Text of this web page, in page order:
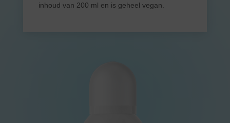
inhoud van 200 ml en is geheel vegan.